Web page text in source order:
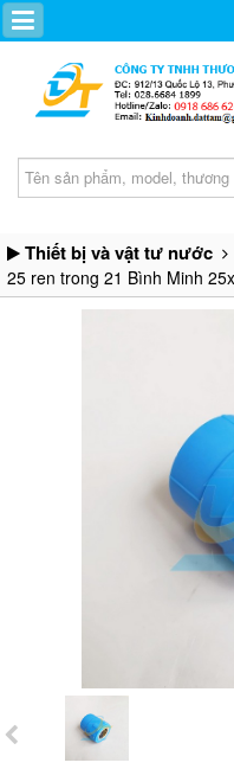
Thiết bị và vật tư nước
25 ren trong 21 Bình Minh